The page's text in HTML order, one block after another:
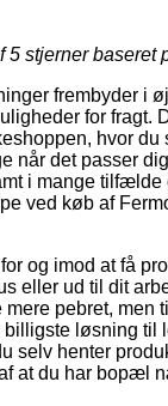
5 stjerner baseret
frembyder i
for fragt.
hvor du
når det passer
i mange tilfælde
ved køb af
og imod at få
eller ud til dit
pebret, men
løsning til
selv henter
at du har bopæl